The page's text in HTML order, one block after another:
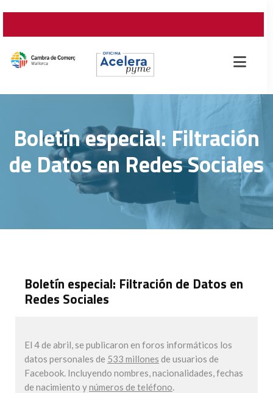
Boletín especial: Filtración
de Datos en Redes Sociales
Boletín especial: Filtración de Datos en
Redes Sociales
El 4 de abril, se publicaron en foros informáticos los
datos personales de 533 millones de usuarios de
Facebook. Incluyendo nombres, nacionalidades, fechas
de nacimiento ynúmeros de teléfono.